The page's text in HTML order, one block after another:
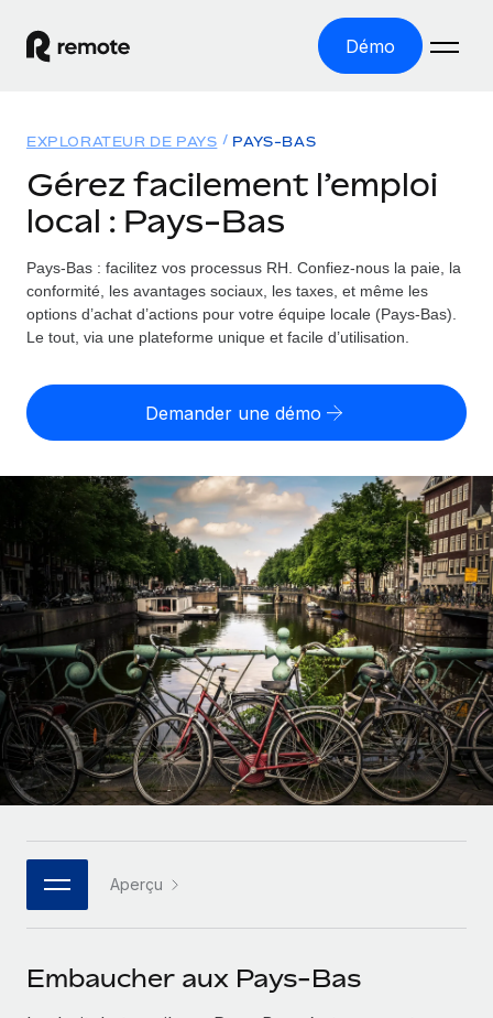
Démo
EMPLOI À L’INTERNATIONAL
Paie multipays
Gérez la paie facilement et en toute conformité
Employer of record
entités
Gestion des freelances
Intégrez et gérez vos freelances partout dans le monde
PEO
Sous-traitez les opérations complexes liées à l’emploi
INFRASTRUCTURE
Intégration Remote
Intégrez vos RH aux flux de travail en toute simplicité
Plateforme
Des fonctions RH clés intégrées pour votre équipe
Connectez n'importe quel outil d’IA à Remote grâce à
notre MCP
Rationalisez vos processus avec des outils essentiels
Solutions
COUVERTURE MONDIALE
Explorateur de pays
Toutes les informations sur l’emploi à l’international,
Explorateur des États-Unis (par État)
Simplifiez l’embauche à travers les différents États des
Comparer Remote
Examinez notre service par rapport aux autres
CROISSANCE
Start-ups
Des solutions agiles et internationales pour les RH et la
paie des entreprises en pleine croissance
Entreprises intermédiaires
Développez vos équipes avec des solutions RH sur
mesure
Entreprise
Les RH à l’international pour les grandes entreprises
Partenaires stratégiques de la tech
Ressources
OUTILS & CALCULATEURS
Évaluez le risque de requalification de contrat par pays
Calculez le coût total des employés dans n’importe quel
pays
Calculateur de paiement des freelances
Découvrez les devises disponibles et les vitesses de
paiement pour vos freelances internationaux
APPRENDRE AVEC REMOTE
Recherche et guides
Études de cas
Checklists et modèles
Descriptions de postes
Tarification
English (United States)
English
Nederlands
Français
Deutsch
Español
Italiano
Português (Portugal)
日本語
한국어
Connexion
EXPLORATEUR DE PAYS PAYS-BAS
Gérez facilement l’emploi
local : Pays-Bas
Pays-Bas : facilitez vos processus RH. Confiez-nous la paie, la
conformité, les avantages sociaux, les taxes, et même les
options d’achat d’actions pour votre équipe locale (Pays-Bas).
Le tout, via une plateforme unique et facile d’utilisation.
Demander une démo
Aperçu
Embaucher aux Pays-Bas